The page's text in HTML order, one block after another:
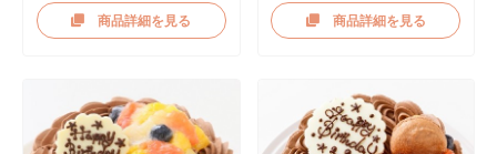
商品詳細を見る 商品詳細を見る